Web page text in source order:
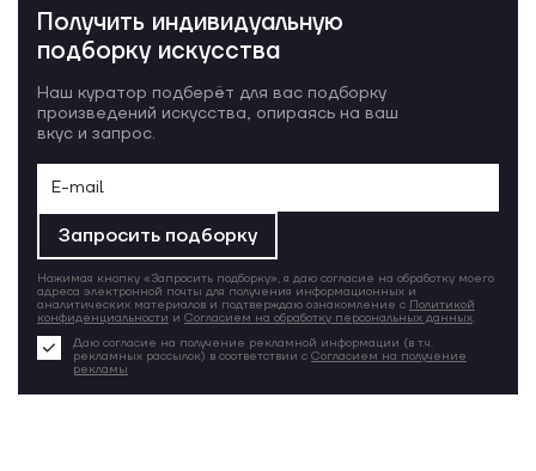
Получить индивидуальную
подборку искусства
Наш куратор подберёт для вас подборку
произведений искусства, опираясь на ваш
вкус и запрос.
Запросить подборку
Нажимая кнопку «Запросить подборку», я даю согласие на обработку моего
адреса электронной почты для получения информационных и
аналитических материалов и подтверждаю ознакомление с Политикой
конфиденциальности и Согласием на обработку персональных данных.
Даю согласие на получение рекламной информации (в т.ч.
рекламных рассылок) в соответствии с Согласием на получение
рекламы